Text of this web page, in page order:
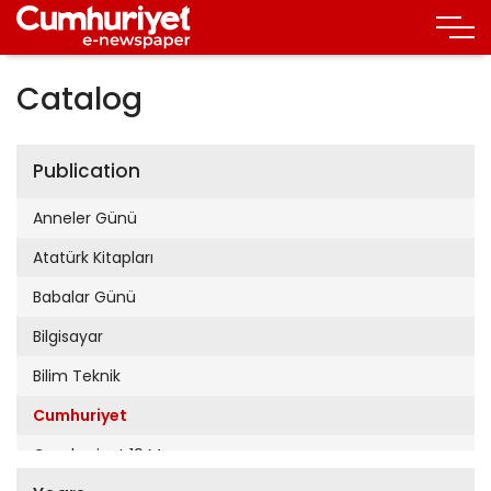
Catalog
Publication
Anneler Günü
Atatürk Kitapları
Babalar Günü
Bilgisayar
Bilim Teknik
Cumhuriyet
Cumhuriyet 19 Mayıs